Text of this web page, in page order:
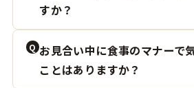
すか？
Q お見合い中に食事のマナーで
ことはありますか？